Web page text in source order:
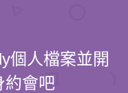
個人檔案並開
約會吧